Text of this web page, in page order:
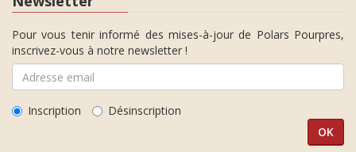
Pour vous tenir informé des mises-à-jour de Polars Pourpres,
inscrivez-vous à notre newsletter !
Inscription Désinscription